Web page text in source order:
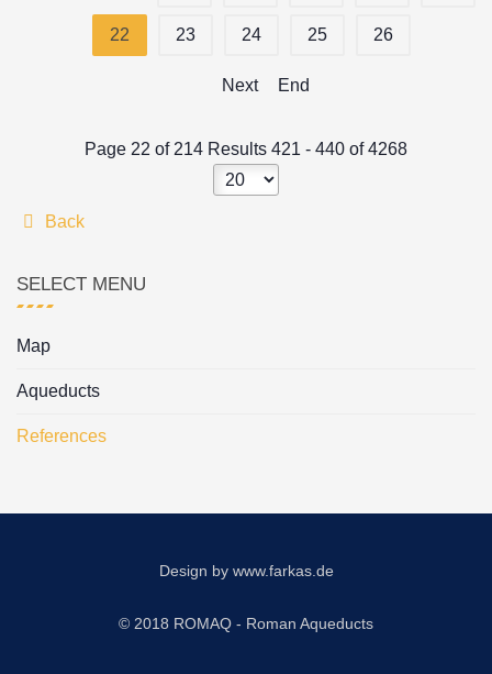
22 23 24 25 26
Next End
Page 22 of 214 Results 421 - 440 of 4268
Back
SELECT MENU
Map
Aqueducts
References
Design by www.farkas.de
© 2018 ROMAQ - Roman Aqueducts